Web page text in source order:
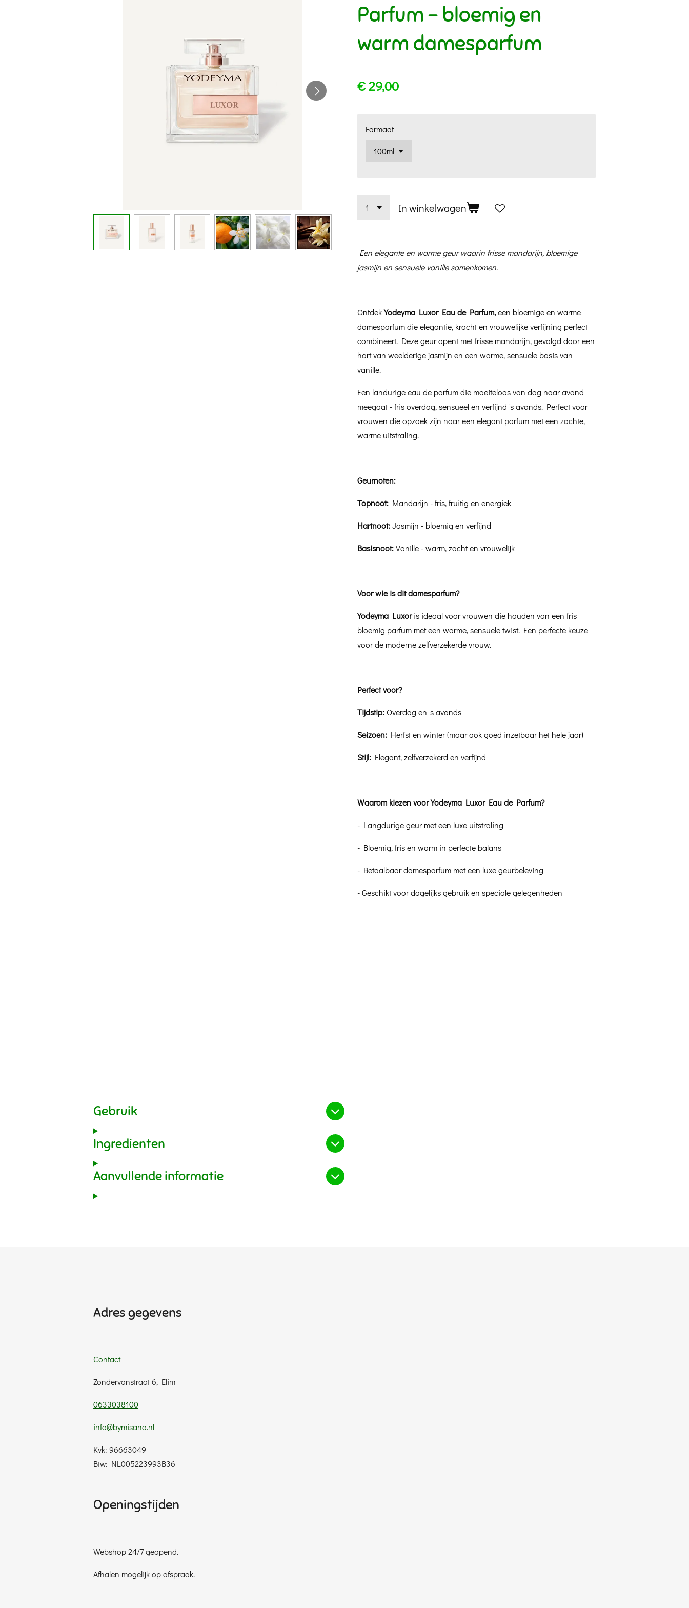
Parfum - bloemig en
warm damesparfum
€ 29,00
Formaat
In winkelwagen
Een elegante en warme geur waarin frisse mandarijn, bloemige
jasmijn en sensuele vanille samenkomen.
OntdekYodeyma Luxor Eau de Parfum,een bloemige en warme
damesparfum die elegantie, kracht en vrouwelijke verfijning perfect
combineert. Deze geur opent met frisse mandarijn, gevolgd door een
hart van weelderige jasmijn en een warme, sensuele basis van
vanille.
Een landurige eau de parfum die moeiteloos van dag naar avond
meegaat - fris overdag, sensueel en verfijnd 's avonds. Perfect voor
vrouwen die opzoek zijn naar een elegant parfum met een zachte,
warme uitstraling.
Geurnoten:
Topnoot: Mandarijn - fris, fruitig en energiek
Hartnoot:Jasmijn - bloemig en verfijnd
Basisnoot:Vanille - warm, zacht en vrouwelijk
Voor wie is dit damesparfum?
Yodeyma Luxoris ideaal voor vrouwen die houden van een fris
bloemig parfum met een warme, sensuele twist. Een perfecte keuze
voor de moderne zelfverzekerde vrouw.
Perfect voor?
Tijdstip:Overdag en 's avonds
Seizoen: Herfst en winter (maar ook goed inzetbaar het hele jaar)
Stijl: Elegant, zelfverzekerd en verfijnd
Waarom kiezen voor Yodeyma Luxor Eau de Parfum?
- Langdurige geur met een luxe uitstraling
- Bloemig, fris en warm in perfecte balans
- Betaalbaar damesparfum met een luxe geurbeleving
- Geschikt voor dagelijks gebruik en speciale gelegenheden
Gebruik
Ingredienten
Aanvullende informatie
Adres gegevens
Contact
Zondervanstraat 6, Elim
0633038100
info@bymisano.nl
Kvk: 96663049
Btw: NL005223993B36
Openingstijden
Webshop 24/7 geopend.
Afhalen mogelijk op afspraak.